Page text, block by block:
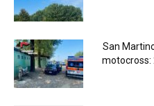
San
motocross: